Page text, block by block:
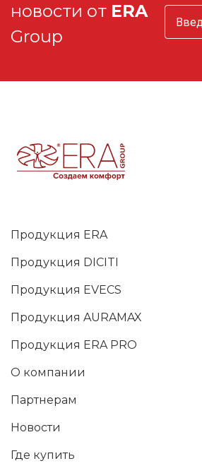
новости от ERA
Group
Продукция ERA
Продукция DICITI
Продукция EVECS
Продукция AURAMAX
Продукция ERA PRO
О компании
Партнерам
Новости
Где купить